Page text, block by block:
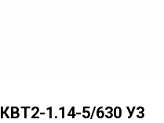
1.14-5/630 У3